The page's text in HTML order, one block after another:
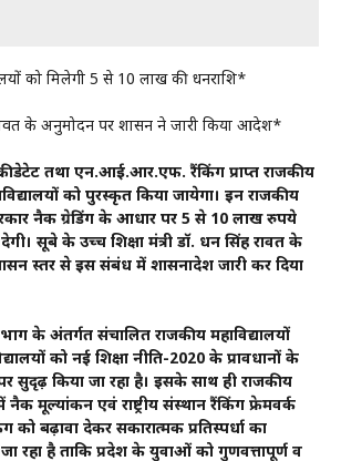
को मिलेगी 5 से 10 लाख की धनराशि*
रावत के अनुमोदन पर शासन ने जारी किया आदेश*
तथा एन.आई.आर.एफ. रैंकिंग प्राप्त राजकीय
को पुरस्कृत किया जायेगा। इन राजकीय
नैक ग्रेडिंग के आधार पर 5 से 10 लाख रुपये
सूबे के उच्च शिक्षा मंत्री डॉ. धन सिंह रावत के
स्तर से इस संबंध में शासनादेश जारी कर दिया
के अंतर्गत संचालित राजकीय महाविद्यालयों
को नई शिक्षा नीति-2020 के प्रावधानों के
सुदृढ़ किया जा रहा है। इसके साथ ही राजकीय
नैक मूल्यांकन एवं राष्ट्रीय संस्थान रैंकिंग फ्रेमवर्क
बढ़ावा देकर सकारात्मक प्रतिस्पर्धा का
रहा है ताकि प्रदेश के युवाओं को गुणवत्तापूर्ण व